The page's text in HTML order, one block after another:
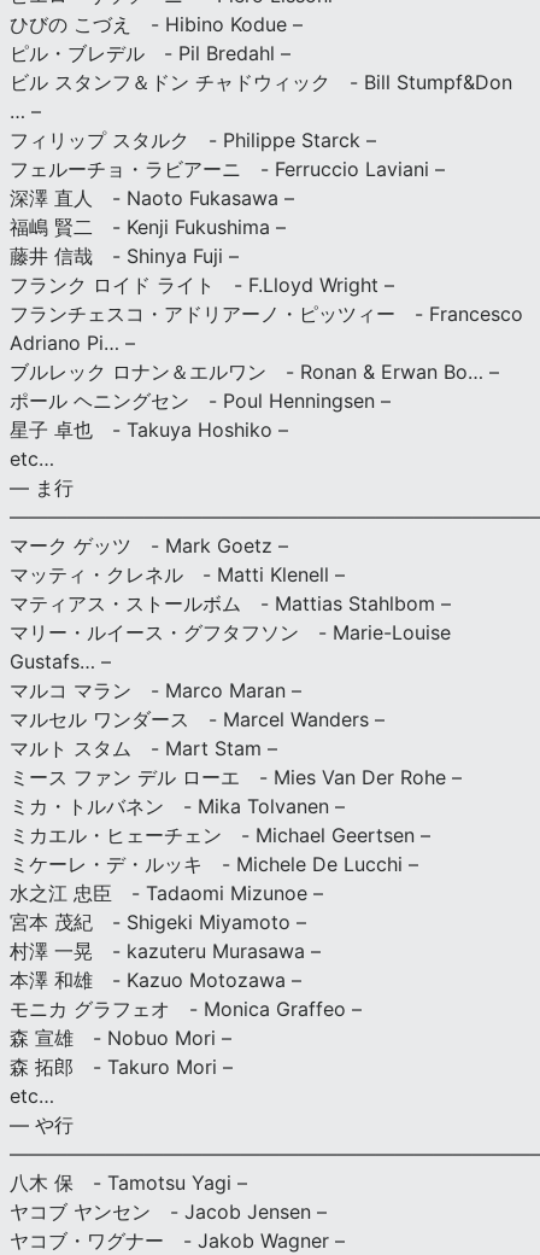
ひびの こづえ - Hibino Kodue –
ピル・ブレデル - Pil Bredahl –
ビル スタンフ＆ドン チャドウィック - Bill Stumpf&Don
… –
フィリップ スタルク - Philippe Starck –
フェルーチョ・ラビアーニ - Ferruccio Laviani –
深澤 直人 - Naoto Fukasawa –
福嶋 賢二 - Kenji Fukushima –
藤井 信哉 - Shinya Fuji –
フランク ロイド ライト - F.Lloyd Wright –
フランチェスコ・アドリアーノ・ピッツィー - Francesco
Adriano Pi… –
ブルレック ロナン＆エルワン - Ronan & Erwan Bo… –
ポール ヘニングセン - Poul Henningsen –
星子 卓也 - Takuya Hoshiko –
etc…
— ま行
マーク ゲッツ - Mark Goetz –
マッティ・クレネル - Matti Klenell –
マティアス・ストールボム - Mattias Stahlbom –
マリー・ルイース・グフタフソン - Marie-Louise
Gustafs… –
マルコ マラン - Marco Maran –
マルセル ワンダース - Marcel Wanders –
マルト スタム - Mart Stam –
ミース ファン デル ローエ - Mies Van Der Rohe –
ミカ・トルバネン - Mika Tolvanen –
ミカエル・ヒェーチェン - Michael Geertsen –
ミケーレ・デ・ルッキ - Michele De Lucchi –
水之江 忠臣 - Tadaomi Mizunoe –
宮本 茂紀 - Shigeki Miyamoto –
村澤 一晃 - kazuteru Murasawa –
本澤 和雄 - Kazuo Motozawa –
モニカ グラフェオ - Monica Graffeo –
森 宣雄 - Nobuo Mori –
森 拓郎 - Takuro Mori –
etc…
— や行
八木 保 - Tamotsu Yagi –
ヤコブ ヤンセン - Jacob Jensen –
ヤコブ・ワグナー - Jakob Wagner –